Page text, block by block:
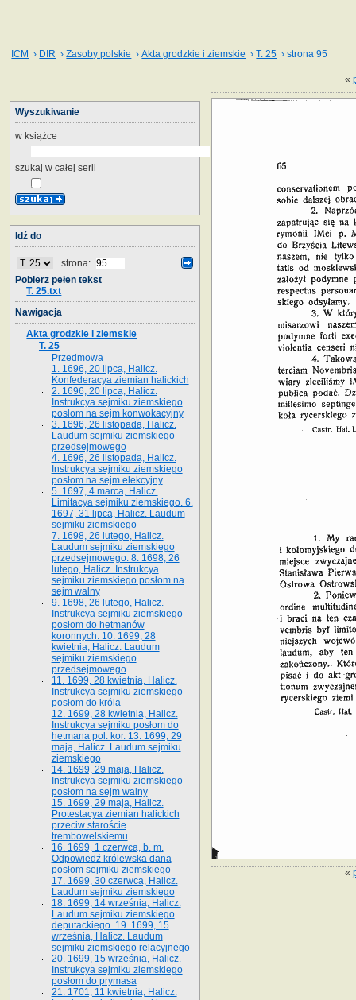
ICM › DIR ›Zasoby polskie ›Akta grodzkie i ziemskie ›T. 25 › strona 95
«
«
Wyszukiwanie
w książce
szukaj w całej serii
Idź do
strona:
Pobierz pełen tekst
T. 25.txt
Nawigacja
Akta grodzkie i ziemskie
T. 25
Przedmowa
1. 1696, 20 lipca, Halicz.
Konfederacya ziemian halickich
2. 1696, 20 lipca, Halicz.
Instrukcya sejmiku ziemskiego
posłom na sejm konwokacyjny
3. 1696, 26 listopada, Halicz.
Laudum sejmiku ziemskiego
przedsejmowego
4. 1696, 26 listopada, Halicz.
Instrukcya sejmiku ziemskiego
posłom na sejm elekcyjny
5. 1697, 4 marca, Halicz.
Limitacya sejmiku ziemskiego. 6.
1697, 31 lipca, Halicz. Laudum
sejmiku ziemskiego
7. 1698, 26 lutego, Halicz.
Laudum sejmiku ziemskiego
przedsejmowego. 8. 1698, 26
lutego, Halicz. Instrukcya
sejmiku ziemskiego posłom na
sejm walny
9. 1698, 26 lutego, Halicz.
Instrukcya sejmiku ziemskiego
posłom do hetmanów
koronnych. 10. 1699, 28
kwietnia, Halicz. Laudum
sejmiku ziemskiego
przedsejmowego
11. 1699, 28 kwietnia, Halicz.
Instrukcya sejmiku ziemskiego
posłom do króla
12. 1699, 28 kwietnia, Halicz.
Instrukcya sejmiku posłom do
hetmana pol. kor. 13. 1699, 29
maja, Halicz. Laudum sejmiku
ziemskiego
14. 1699, 29 maja, Halicz.
Instrukcya sejmiku ziemskiego
posłom na sejm walny
15. 1699, 29 maja, Halicz.
Protestacya ziemian halickich
przeciw staroście
trembowelskiemu
16. 1699, 1 czerwca, b. m.
Odpowiedź królewska dana
posłom sejmiku ziemskiego
17. 1699, 30 czerwca, Halicz.
Laudum sejmiku ziemskiego
18. 1699, 14 września, Halicz.
Laudum sejmiku ziemskiego
deputackiego. 19. 1699, 15
września, Halicz. Laudum
sejmiku ziemskiego relacyjnego
20. 1699, 15 września, Halicz.
Instrukcya sejmiku ziemskiego
posłom do prymasa
21. 1701, 11 kwietnia, Halicz.